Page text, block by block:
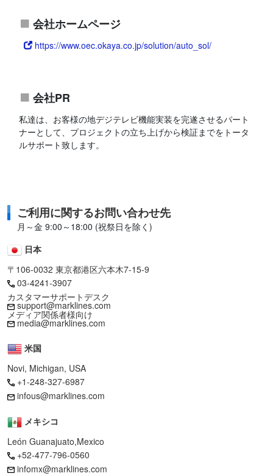
会社ホームページ
https://www.oec.okaya.co.jp/solution/auto_sol/
会社PR
私達は、お客様の地デジテレビ機能実装を完遂させるパート
ナーとして、プロジェクトの立ち上げから検証までをトータ
ルサポート致します。
ご利用に関するお問い合わせ先
月～金 9:00～18:00 (祝祭日を除く)
日本
〒106-0032 東京都港区六本木7-15-9
03-4241-3907
カスタマーサポートデスク
support@marklines.com
メディア関係者様向け
media@marklines.com
米国
Novi, Michigan, USA
+1-248-327-6987
infous@marklines.com
メキシコ
León Guanajuato,Mexico
+52-477-796-0560
infomx@marklines.com